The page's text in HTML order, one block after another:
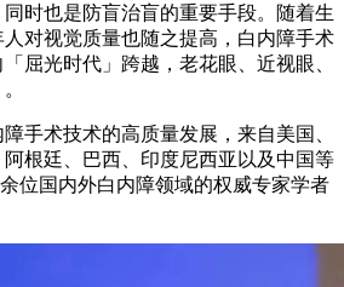
时也是防盲治盲的重要手段。随着生
对视觉质量也随之提高，白内障手术
屈光时代」跨越，老花眼、近视眼、
手术技术的高质量发展，来自美国、
根廷、巴西、印度尼西亚以及中国等
位国内外白内障领域的权威专家学者